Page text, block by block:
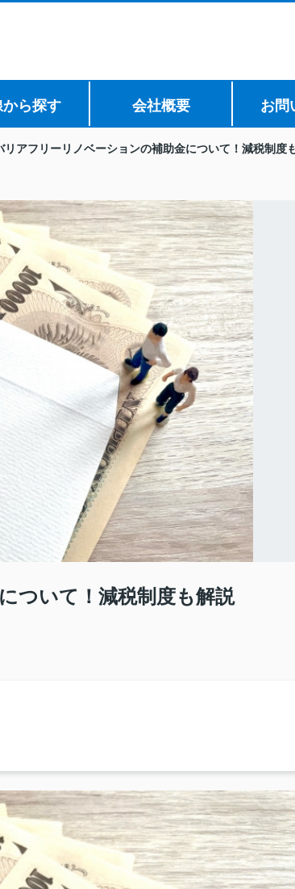
から探す 会社概要 お問
リアフリーリノベーションの補助金について！減税制度
ついて！減税制度も解説